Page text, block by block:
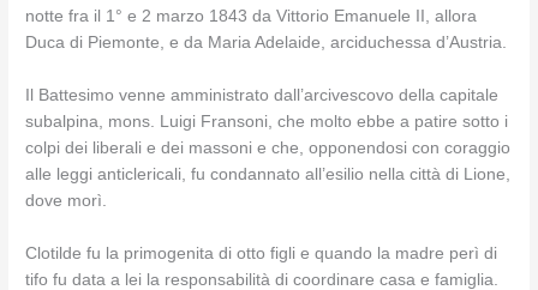
notte fra il 1° e 2 marzo 1843 da Vittorio Emanuele II, allora
Duca di Piemonte, e da Maria Adelaide, arciduchessa d’Austria.
Il Battesimo venne amministrato dall’arcivescovo della capitale
subalpina, mons. Luigi Fransoni, che molto ebbe a patire sotto i
colpi dei liberali e dei massoni e che, opponendosi con coraggio
alle leggi anticlericali, fu condannato all’esilio nella città di Lione,
dove morì.
Clotilde fu la primogenita di otto figli e quando la madre perì di
tifo fu data a lei la responsabilità di coordinare casa e famiglia.